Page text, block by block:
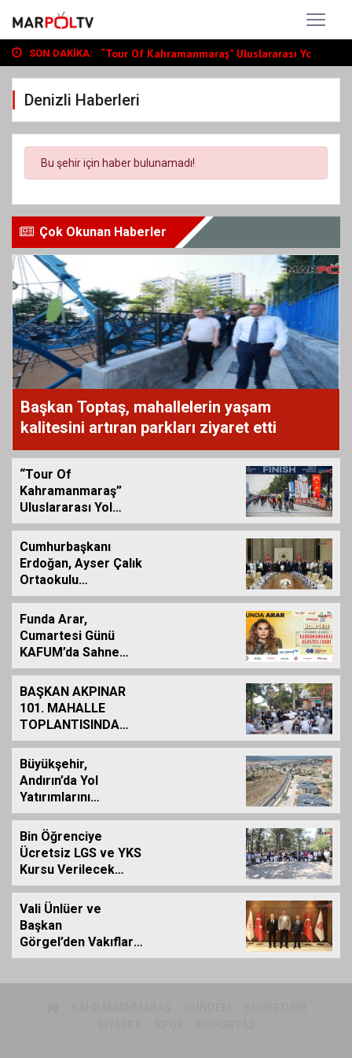
SON DAKIKA:
“Tour Of Kahramanmaraş” Uluslararası Yol...
Büyükşehir, Andırın’da Yol Yatırımlarını...
“Tour Of Kahramanmaraş” Uluslararası Yol...
Denizli Haberleri
Bu şehir için haber bulunamadı!
Çok Okunan Haberler
Başkan Toptaş, mahallelerin yaşam
kalitesini artıran parkları ziyaret etti
“Tour Of
Kahramanmaraş”
Uluslararası Yol
Bisikleti Turnuvası
Tamamlandı
Cumhurbaşkanı
Erdoğan, Ayser Çalık
Ortaokulu
Şehitlerinin
Aileleriyle Bir Araya
Geldi
Funda Arar,
Cumartesi Günü
KAFUM’da Sahne
Alacak
BAŞKAN AKPINAR
101. MAHALLE
TOPLANTISINDA
BAĞLARBAŞI
MAHALLESİ
SAKİNLERİYLE
BULUŞTU
Büyükşehir,
Andırın’da Yol
Yatırımlarını
Artırarak Sürdürüyor
Bin Öğrenciye
Ücretsiz LGS ve YKS
Kursu Verilecek…
Vali Ünlüer ve
Başkan
Görgel’den Vakıflar
Genel Müdürlüğü’ne